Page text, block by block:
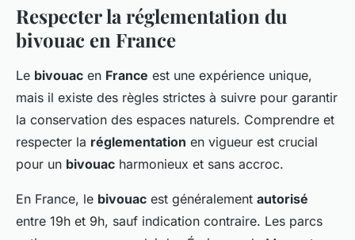
Respecter la réglementation du
bivouac en France
Le bivouac en France est une expérience unique,
mais il existe des règles strictes à suivre pour garantir
la conservation des espaces naturels. Comprendre et
respecter la réglementation en vigueur est crucial
pour un bivouac harmonieux et sans accroc.
En France, le bivouac est généralement autorisé
entre 19h et 9h, sauf indication contraire. Les parcs